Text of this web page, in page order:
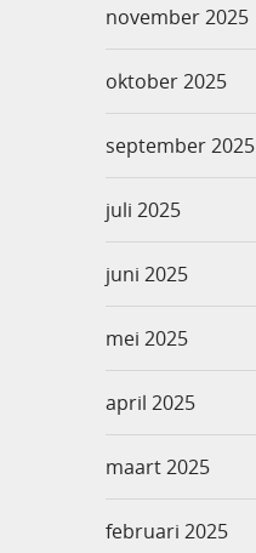
november 2025
oktober 2025
september 2025
juli 2025
juni 2025
mei 2025
april 2025
maart 2025
februari 2025